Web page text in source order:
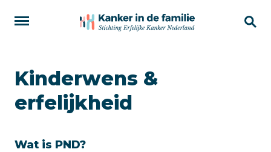
Kinderwens &
erfelijkheid
Wat is PND?